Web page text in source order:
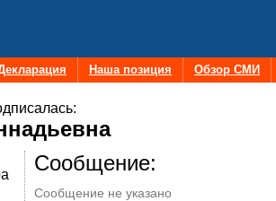
Наша позиция Обзор СМИ
Сообщение:
Сообщение не указано